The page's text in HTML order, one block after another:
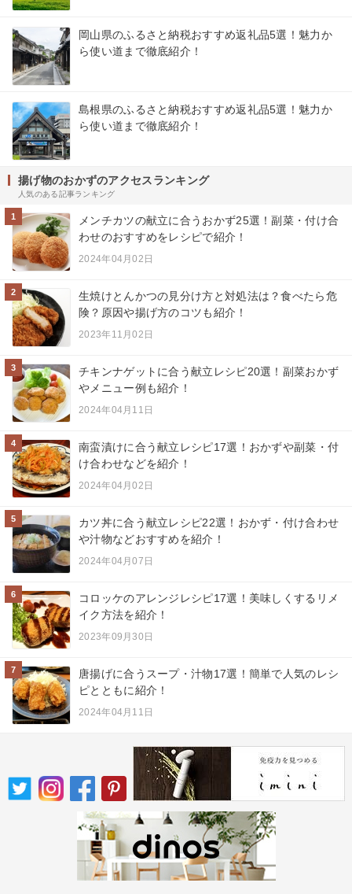
岡山県のふるさと納税おすすめ返礼品5選！魅力か
ら使い道まで徹底紹介！
島根県のふるさと納税おすすめ返礼品5選！魅力か
ら使い道まで徹底紹介！
揚げ物のおかずのアクセスランキング
人気のある記事ランキング
1
メンチカツの献立に合うおかず25選！副菜・付け合
わせのおすすめをレシピで紹介！
2024年04月02日
2
生焼けとんかつの見分け方と対処法は？食べたら危
険？原因や揚げ方のコツも紹介！
2023年11月02日
3
チキンナゲットに合う献立レシピ20選！副菜おかず
やメニュー例も紹介！
2024年04月11日
4
南蛮漬けに合う献立レシピ17選！おかずや副菜・付
け合わせなどを紹介！
2024年04月02日
5
カツ丼に合う献立レシピ22選！おかず・付け合わせ
や汁物などおすすめを紹介！
2024年04月07日
6
コロッケのアレンジレシピ17選！美味しくするリメ
イク方法を紹介！
2023年09月30日
7
唐揚げに合うスープ・汁物17選！簡単で人気のレシ
ピとともに紹介！
2024年04月11日